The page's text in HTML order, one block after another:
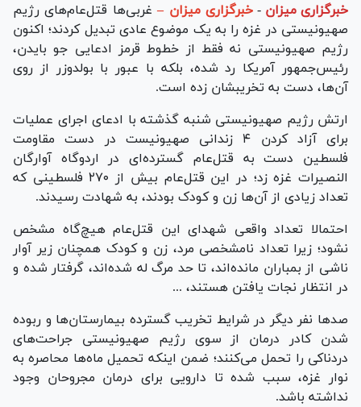
خبرگزاری میزان - خبرگزاری میزان –غربی‌ها قتل‌عام‌های رژیم
صهیونیستی در غزه را به یک موضوع عادی تبدیل کردند؛ اکنون
رژیم صهیونیستی نه فقط از خطوط قرمز ادعایی جو بایدن،
رئیس‌جمهور آمریکا رد شده، بلکه با عبور با بولدوزر از روی
آن‌ها، دست به تخریبشان زده است.
ارتش رژیم صهیونیستی شنبه گذشته با ادعای اجرای عملیات
برای آزاد کردن ۴ زندانی صهیونیست در دست مقاومت
فلسطین دست به قتل‌عام گسترده‌ای در اردوگاه آوارگان
النصیرات غزه زد؛ در این قتل‌عام بیش از ۲۷۰ فلسطینی که
تعداد زیادی از آن‌ها زن و کودک بودند، به شهادت رسیدند.
احتمالا تعداد واقعی شهدای این قتل‌عام هیچ‌گاه مشخص
نشود؛ زیرا تعداد نامشخصی مرد، زن و کودک همچنان زیر آوار
ناشی از بمباران مانده‌اند، تا حد مرگ له شده‌اند، گرفتار شده و
در انتظار نجات یافتن هستند، ...
صد‌ها نفر دیگر در شرایط تخریب گسترده بیمارستان‌ها و ربوده
شدن کادر درمان از سوی رژیم صهیونیستی جراحت‌های
دردناکی را تحمل می‌کنند؛ ضمن اینکه تحمیل ماه‌ها محاصره به
نوار غزه، سبب شده تا دارویی برای درمان مجروحان وجود
نداشته باشد.